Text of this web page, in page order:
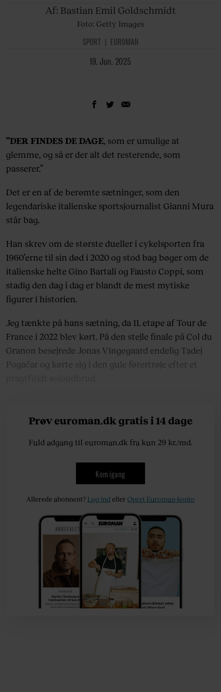
Af: Bastian Emil Goldschmidt
Foto: Getty Images
SPORT EUROMAN
19. Jun. 2025
”DER FINDES DE DAGE, som er umulige at
glemme, og så er der alt det resterende, som
passerer.”
Det er en af de berømte sætninger, som den
legendariske italienske sportsjournalist Gianni Mura
står bag.
Han skrev om de største dueller i cykelsporten fra
1960’erne til sin død i 2020 og stod bag bøger om de
italienske helte Gino Bartali og Fausto Coppi, som
stadig den dag i dag er blandt de mest mytiske
figurer i historien.
Jeg tænkte på hans sætning, da 11. etape af Tour de
France i 2022 blev kørt. På den stejle finale på Col du
Granon besejrede Jonas Vingegaard endelig Tadej
Pogačar og kørte sig i den gule førertrøje efter et
Prøv euroman.dk gratis i 14 dage
Fuld adgang til euroman.dk fra kun 29 kr./md.
Kom igang
Allerede abonnent? Log ind ellerOpret Euroman-konto